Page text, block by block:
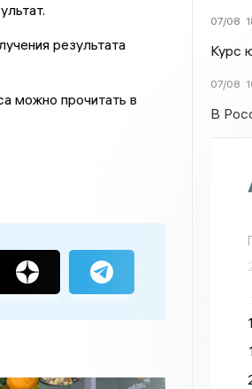
результата
можно прочитать в
07/08
Курс
07/08
В